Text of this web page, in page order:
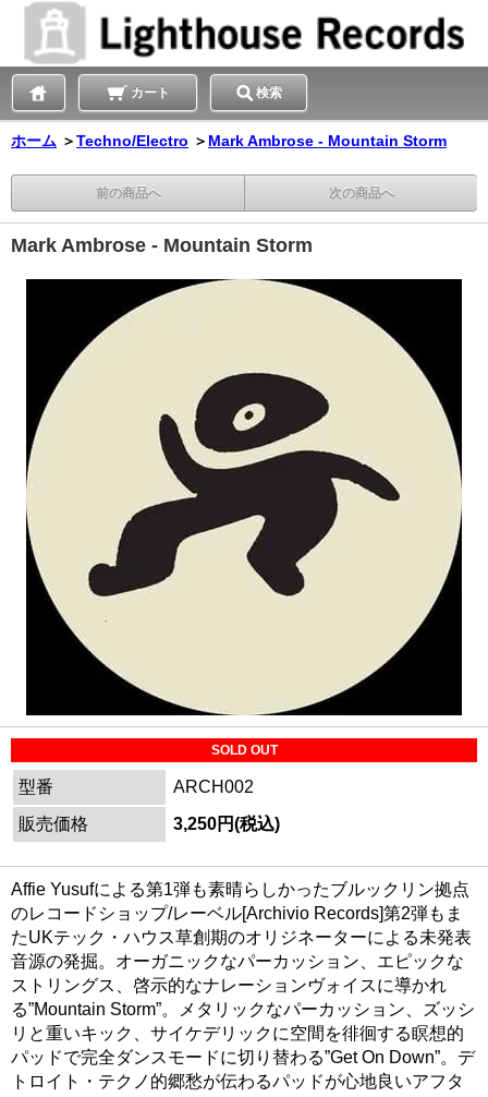
カート 検索
ホーム ＞Techno/Electro ＞ Mark Ambrose - Mountain Storm
前の商品へ 次の商品へ
Mark Ambrose - Mountain Storm
SOLD OUT
型番
ARCH002
販売価格
3,250円(税込)
Affie Yusufによる第1弾も素晴らしかったブルックリン拠点
のレコードショップ/レーベル[Archivio Records]第2弾もま
たUKテック・ハウス草創期のオリジネーターによる未発表
音源の発掘。オーガニックなパーカッション、エピックな
ストリングス、啓示的なナレーションヴォイスに導かれ
る”Mountain Storm”。メタリックなパーカッション、ズッシ
リと重いキック、サイケデリックに空間を徘徊する瞑想的
パッドで完全ダンスモードに切り替わる”Get On Down”。デ
トロイト・テクノ的郷愁が伝わるパッドが心地良いアフタ